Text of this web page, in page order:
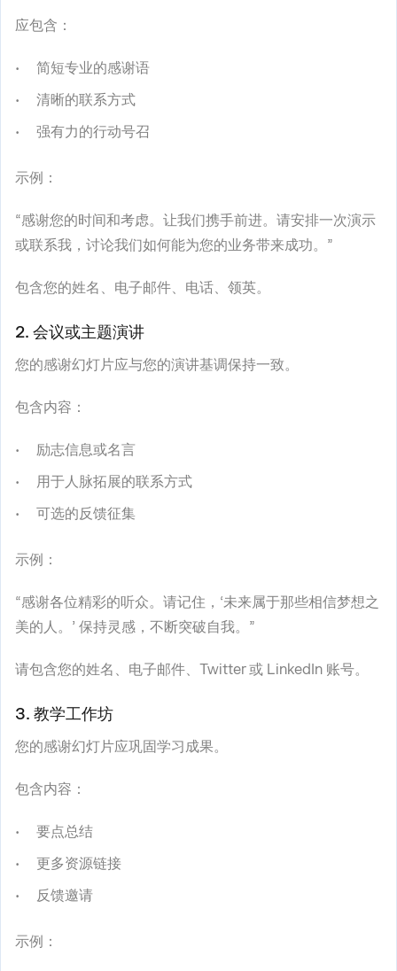
应包含：
简短专业的感谢语
清晰的联系方式
强有力的行动号召
示例：
“感谢您的时间和考虑。让我们携手前进。请安排一次演示
或联系我，讨论我们如何能为您的业务带来成功。”
包含您的姓名、电子邮件、电话、领英。
2. 会议或主题演讲
您的感谢幻灯片应与您的演讲基调保持一致。
包含内容：
励志信息或名言
用于人脉拓展的联系方式
可选的反馈征集
示例：
“感谢各位精彩的听众。请记住，‘未来属于那些相信梦想之
美的人。’ 保持灵感，不断突破自我。”
请包含您的姓名、电子邮件、Twitter 或 LinkedIn 账号。
3. 教学工作坊
您的感谢幻灯片应巩固学习成果。
包含内容：
要点总结
更多资源链接
反馈邀请
示例：